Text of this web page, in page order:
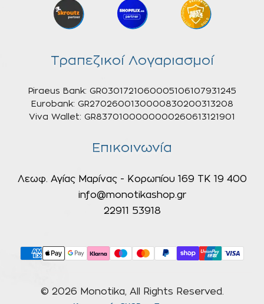
Τραπεζικοί Λογαριασμοί
Piraeus Bank: GR0301721060005106107931245
Eurobank: GR2702600130000830200313208
Viva Wallet: GR8370100000000260613121901
Επικοινωνία
Λεωφ. Αγίας Μαρίνας - Κορωπίου 169 ΤΚ 19 400
info@monotikashop.gr
22911 53918
© 2026 Monotika, All Rights Reserved.